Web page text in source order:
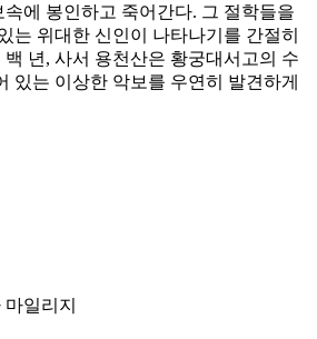
속에 봉인하고 죽어간다. 그 절학들을
는 위대한 신인이 나타나기를 간절히
백 년, 사서 용천산은 황궁대서고의 수
있는 이상한 악보를 우연히 발견하게
일리지